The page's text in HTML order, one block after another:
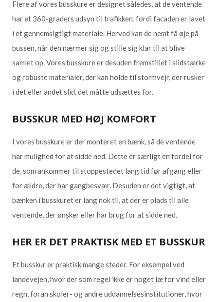
Flere af vores busskure er designet således, at de ventende
har et 360-graders udsyn til trafikken, fordi facaden er lavet
i et gennemsigtigt materiale. Herved kan de nemt få øje på
bussen, når den nærmer sig og stille sig klar til at blive
samlet op. Vores busskure er desuden fremstillet i slidstærke
og robuste materialer, der kan holde til stormvejr, der rusker
i det eller andet slid, det måtte udsættes for.
BUSSKUR MED HØJ KOMFORT
I vores busskure er der monteret en bænk, så de ventende
har mulighed for at sidde ned. Dette er særligt en fordel for
de, som ankommer til stoppestedet lang tid før afgang eller
for ældre, der har gangbesvær. Desuden er det vigtigt, at
bænken i busskuret er lang nok til, at der er plads til alle
ventende, der ønsker eller har brug for at sidde ned.
HER ER DET PRAKTISK MED ET BUSSKUR
Et busskur er praktisk mange steder. For eksempel ved
landevejen, hvor der som regel ikke er noget læ for vind eller
regn, foran skoler- og andre uddannelsesinstitutioner, hvor